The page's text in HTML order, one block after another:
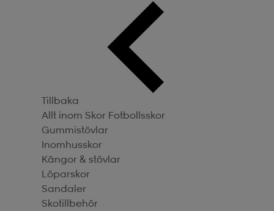
Tillbaka
Allt inom Skor Fotbollsskor
Gummistövlar
Inomhusskor
Kängor & stövlar
Löparskor
Sandaler
Skotillbehör